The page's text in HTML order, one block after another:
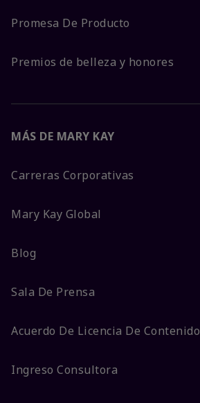
Promesa De Producto
Premios de belleza y honores
MÁS DE MARY KAY
Carreras Corporativas
Mary Kay Global
Blog
Sala De Prensa
Acuerdo De Licencia De Contenido
Ingreso Consultora